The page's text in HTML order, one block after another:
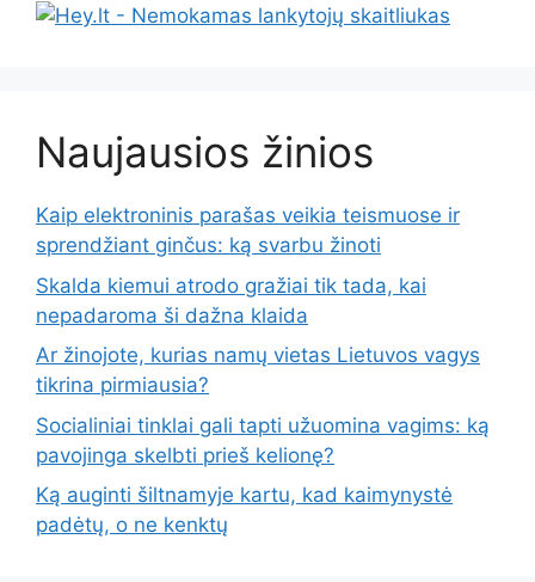
Naujausios žinios
Kaip elektroninis parašas veikia teismuose ir
sprendžiant ginčus: ką svarbu žinoti
Skalda kiemui atrodo gražiai tik tada, kai
nepadaroma ši dažna klaida
Ar žinojote, kurias namų vietas Lietuvos vagys
tikrina pirmiausia?
Socialiniai tinklai gali tapti užuomina vagims: ką
pavojinga skelbti prieš kelionę?
Ką auginti šiltnamyje kartu, kad kaimynystė
padėtų, o ne kenktų